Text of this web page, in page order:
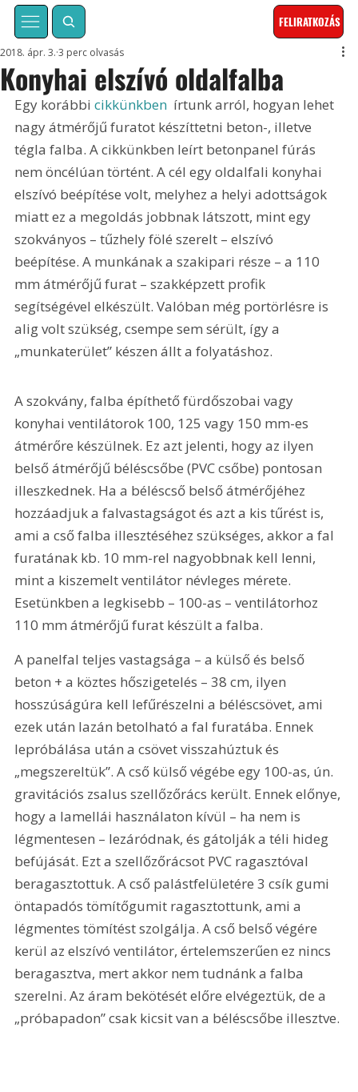
FELIRATKOZÁS
Konyhai elszívó oldalfalba
2018. ápr. 3. 3 perc olvasás
Egy korábbi cikkünkben írtunk arról, hogyan lehet
nagy átmérőjű furatot készíttetni beton-, illetve
tégla falba. A cikkünkben leírt betonpanel fúrás
nem öncélúan történt. A cél egy oldalfali konyhai
elszívó beépítése volt, melyhez a helyi adottságok
miatt ez a megoldás jobbnak látszott, mint egy
szokványos – tűzhely fölé szerelt – elszívó
beépítése. A munkának a szakipari része – a 110
mm átmérőjű furat – szakképzett profik
segítségével elkészült. Valóban még portörlésre is
alig volt szükség, csempe sem sérült, így a
„munkaterület” készen állt a folyatáshoz.
A szokvány, falba építhető fürdőszobai vagy
konyhai ventilátorok 100, 125 vagy 150 mm-es
átmérőre készülnek. Ez azt jelenti, hogy az ilyen
belső átmérőjű béléscsőbe (PVC csőbe) pontosan
illeszkednek. Ha a béléscső belső átmérőjéhez
hozzáadjuk a falvastagságot és azt a kis tűrést is,
ami a cső falba illesztéséhez szükséges, akkor a fal
furatának kb. 10 mm-rel nagyobbnak kell lenni,
mint a kiszemelt ventilátor névleges mérete.
Esetünkben a legkisebb – 100-as – ventilátorhoz
110 mm átmérőjű furat készült a falba.
A panelfal teljes vastagsága – a külső és belső
beton + a köztes hőszigetelés – 38 cm, ilyen
hosszúságúra kell lefűrészelni a béléscsövet, ami
ezek után lazán betolható a fal furatába. Ennek
lepróbálása után a csövet visszahúztuk és
„megszereltük”. A cső külső végébe egy 100-as, ún.
gravitációs zsalus szellőzőrács került. Ennek előnye,
hogy a lamellái használaton kívül – ha nem is
légmentesen – lezáródnak, és gátolják a téli hideg
befújását. Ezt a szellőzőrácsot PVC ragasztóval
beragasztottuk. A cső palástfelületére 3 csík gumi
öntapadós tömítőgumit ragasztottunk, ami a
légmentes tömítést szolgálja. A cső belső végére
kerül az elszívó ventilátor, értelemszerűen ez nincs
beragasztva, mert akkor nem tudnánk a falba
szerelni. Az áram bekötését előre elvégeztük, de a
„próbapadon” csak kicsit van a béléscsőbe illesztve.